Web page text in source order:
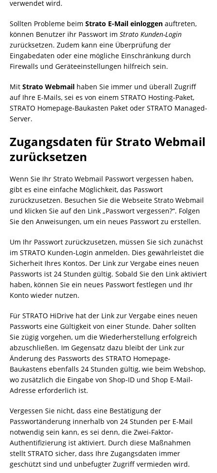
verwendet wird.
Sollten Probleme beim Strato E-Mail einloggen auftreten,
können Benutzer ihr Passwort im Strato Kunden-Login
zurücksetzen. Zudem kann eine Überprüfung der
Eingabedaten oder eine mögliche Einschränkung durch
Firewalls und Geräteeinstellungen hilfreich sein.
Mit Strato Webmail haben Sie immer und überall Zugriff
auf Ihre E-Mails, sei es von einem STRATO Hosting-Paket,
STRATO Homepage-Baukasten Paket oder STRATO Managed-
Server.
Zugangsdaten für Strato Webmail
zurücksetzen
Wenn Sie Ihr Strato Webmail Passwort vergessen haben,
gibt es eine einfache Möglichkeit, das Passwort
zurückzusetzen. Besuchen Sie die Webseite Strato Webmail
und klicken Sie auf den Link „Passwort vergessen?“. Folgen
Sie den Anweisungen, um ein neues Passwort zu erstellen.
Um Ihr Passwort zurückzusetzen, müssen Sie sich zunächst
im STRATO Kunden-Login anmelden. Dies gewährleistet die
Sicherheit Ihres Kontos. Der Link zur Vergabe eines neuen
Passworts ist 24 Stunden gültig. Sobald Sie den Link aktiviert
haben, können Sie ein neues Passwort festlegen und Ihr
Konto wieder nutzen.
Für STRATO HiDrive hat der Link zur Vergabe eines neuen
Passworts eine Gültigkeit von einer Stunde. Daher sollten
Sie zügig vorgehen, um die Wiederherstellung erfolgreich
abzuschließen. Im Gegensatz dazu bleibt der Link zur
Änderung des Passworts des STRATO Homepage-
Baukastens ebenfalls 24 Stunden gültig, wie beim Webshop,
wo zusätzlich die Eingabe von Shop-ID und Shop E-Mail-
Adresse erforderlich ist.
Vergessen Sie nicht, dass eine Bestätigung der
Passwortänderung innerhalb von 24 Stunden per E-Mail
notwendig sein kann, es sei denn, die Zwei-Faktor-
Authentifizierung ist aktiviert. Durch diese Maßnahmen
stellt STRATO sicher, dass Ihre Zugangsdaten immer
geschützt sind und unbefugter Zugriff vermieden wird.